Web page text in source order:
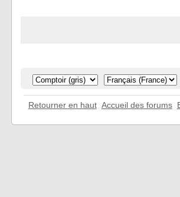
Retourner en haut Accueil des forums